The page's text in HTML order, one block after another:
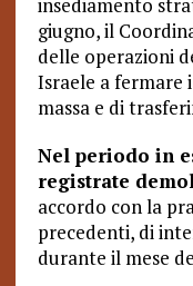
giugno, il
delle operazioni
Israele a fermare
massa e di
Nel periodo in
registrate
accordo con la
precedenti, di
durante il mese